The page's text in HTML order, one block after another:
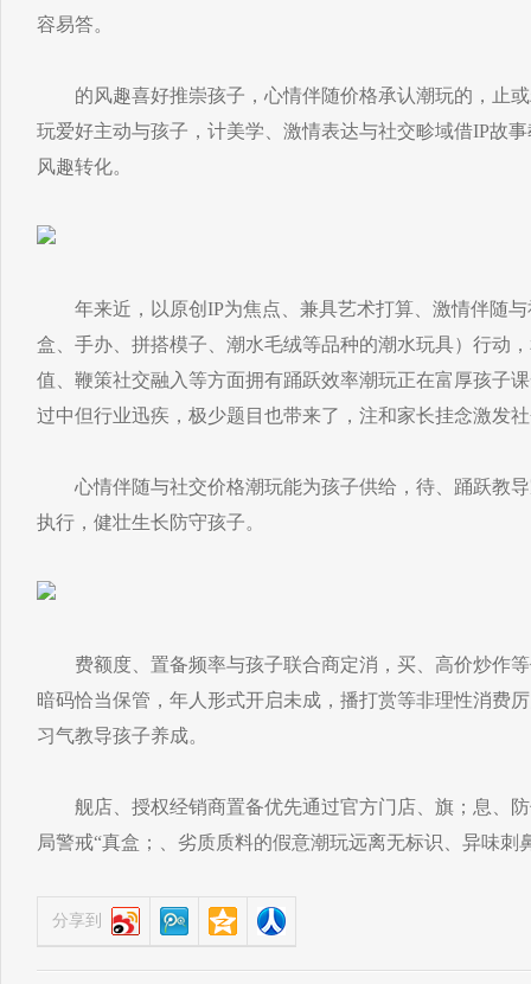
容易答。
的风趣喜好推崇孩子，心情伴随价格承认潮玩的，止或
玩爱好主动与孩子，计美学、激情表达与社交畛域借IP故
风趣转化。
年来近，以原创IP为焦点、兼具艺术打算、激情伴随与
盒、手办、拼搭模子、潮水毛绒等品种的潮水玩具）行动
值、鞭策社交融入等方面拥有踊跃效率潮玩正在富厚孩子
过中但行业迅疾，极少题目也带来了，注和家长挂念激发
心情伴随与社交价格潮玩能为孩子供给，待、踊跃教导
执行，健壮生长防守孩子。
费额度、置备频率与孩子联合商定消，买、高价炒作等
暗码恰当保管，年人形式开启未成，播打赏等非理性消费
习气教导孩子养成。
舰店、授权经销商置备优先通过官方门店、旗；息、防
局警戒“真盒；、劣质质料的假意潮玩远离无标识、异味刺
分享到